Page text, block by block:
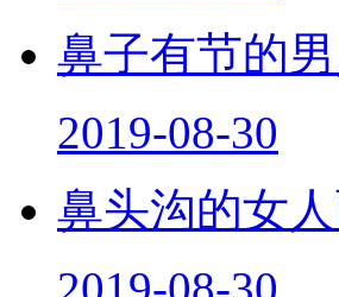
鼻子有节的
2019-08-30
鼻头沟的女
2019-08-30